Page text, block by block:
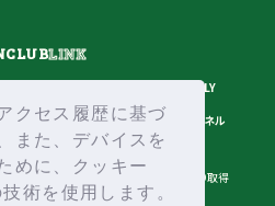
クセス履歴に基づ
また、デバイスを
めに、クッキー
術を使用します。
LINK
ONE N' ONLY
ICEx Lienel スターダストチャンネル
推奨環境 ヘルプ・お問い合わせ
ID取得